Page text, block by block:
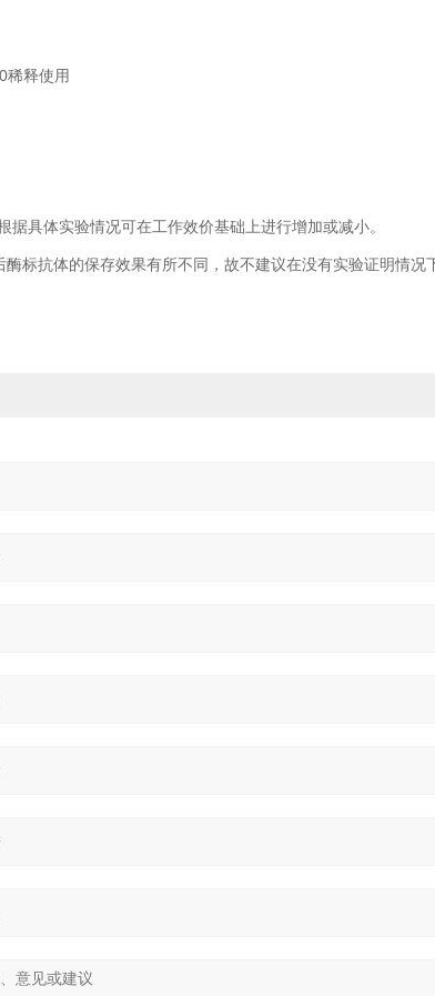
稀释使用
具体实验情况可在工作效价基础上进行增加或减小。
标抗体的保存效果有所不同，故不建议在没有实验证明情况